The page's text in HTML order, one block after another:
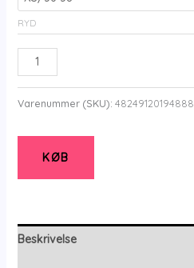
RYD
Pont
Neuf
-
-
Pnsalina
-
Xs/36-
Varenummer (SKU): 48249120194888
KØB
Beskrivelse